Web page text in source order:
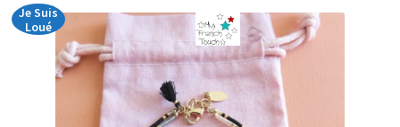
Je Suis
Loué